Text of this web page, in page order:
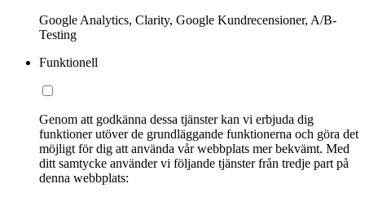
Google Analytics, Clarity, Google Kundrecensioner, A/B-
Testing
Funktionell
Genom att godkänna dessa tjänster kan vi erbjuda dig
funktioner utöver de grundläggande funktionerna och göra det
möjligt för dig att använda vår webbplats mer bekvämt. Med
ditt samtycke använder vi följande tjänster från tredje part på
denna webbplats: